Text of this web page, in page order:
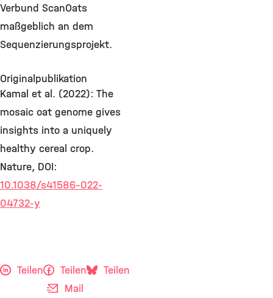
Verbund ScanOats
maßgeblich an dem
Sequenzierungsprojekt.
Originalpublikation
Kamal et al. (2022): The
mosaic oat genome gives
insights into a uniquely
healthy cereal crop.
Nature, DOI:
10.1038/s41586-022-
04732-y
Teilen Teilen
Teilen
Mail